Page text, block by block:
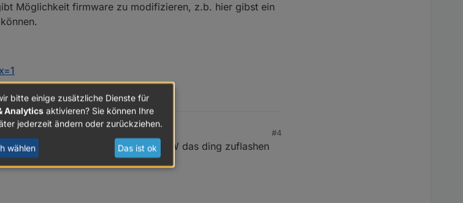
Möglichkeit firmware zu modifizieren, z.b. hier gibst ein
#4
werde versuchen mit alternative FW das ding zuflashen
bitte einige zusätzliche Dienste für
Analytics aktivieren? Sie können Ihre
jederzeit ändern oder zurückziehen.
wählen Das ist ok